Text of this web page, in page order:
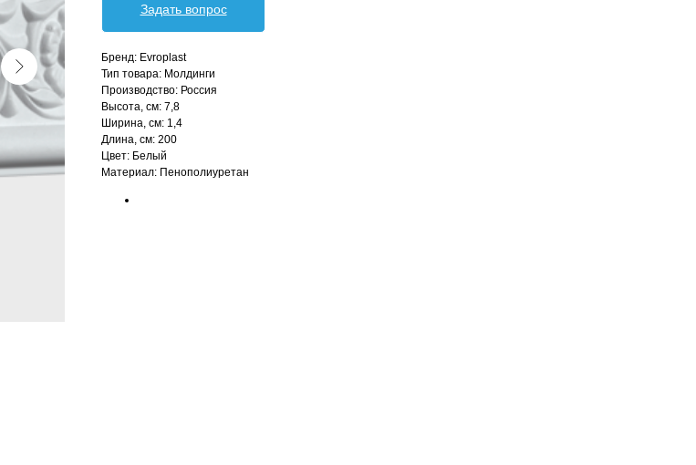
Задать вопрос
Бренд: Evroplast
Тип товара: Молдинги
Производство: Россия
Высота, см: 7,8
Ширина, см: 1,4
Длина, см: 200
Цвет: Белый
Материал: Пенополиуретан‎‎